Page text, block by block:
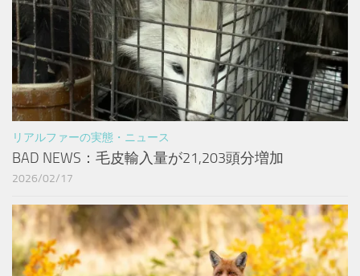
リアルファーの実態・ニュース
BAD NEWS：毛皮輸入量が21,203頭分増加
2026/02/17